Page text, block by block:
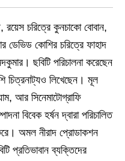
রয়েস চরিত্রে কুনচাকো বোবান,
ডেভিড কোশির চরিত্রে ফাহাদ
ছবিটি পরিচালনা করেছেন
চিত্রনাট্যও লিখেছেন। মূল
আর সিনেমাটোগ্রাফি
বিবেক হর্ষন দ্বারা পরিচালিত
অমল নীরাদ প্রোডাকশন
প্রতিভাবান ব্যক্তিদের